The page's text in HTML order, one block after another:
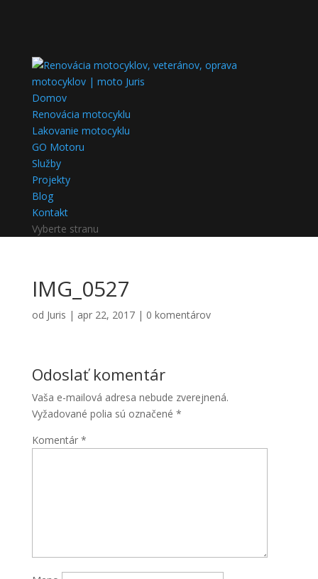
Domov
Renovácia motocyklu
Lakovanie motocyklu
GO Motoru
Služby
Projekty
Blog
Kontakt
Vyberte stranu
IMG_0527
od Juris | apr 22, 2017| 0 komentárov
Odoslať komentár
Vaša e-mailová adresa nebude zverejnená.
Vyžadované polia sú označené *
Komentár *
fungovanie